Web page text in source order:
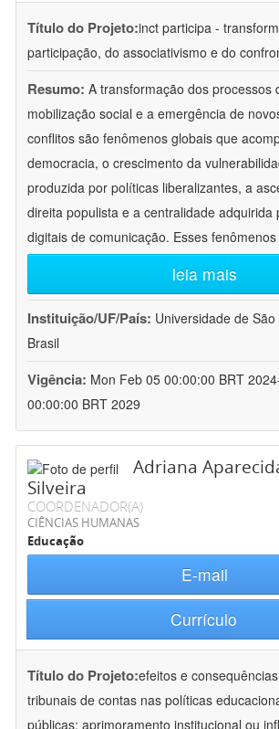
Título do Projeto:inct participa -
participação, do associativismo e do
Resumo: A transformação dos processos
mobilização social e a emergência de
conflitos são fenômenos globais que
democracia, o crescimento da
produzida por políticas liberalizantes, a
direita populista e a centralidade adquirida
digitais de comunicação. Esses
leia mais
Instituição/UF/País: Universidade de
Brasil
Vigência: Mon Feb 05 00:00:00 BRT
00:00:00 BRT 2029
Adriana
Silveira
COORDENADOR(A)
CIÊNCIAS HUMANAS
Educação
E-mail
Currículo
Título do Projeto:efeitos e
tribunais de contas nas políticas
públicas: aprimoramento institucional ou